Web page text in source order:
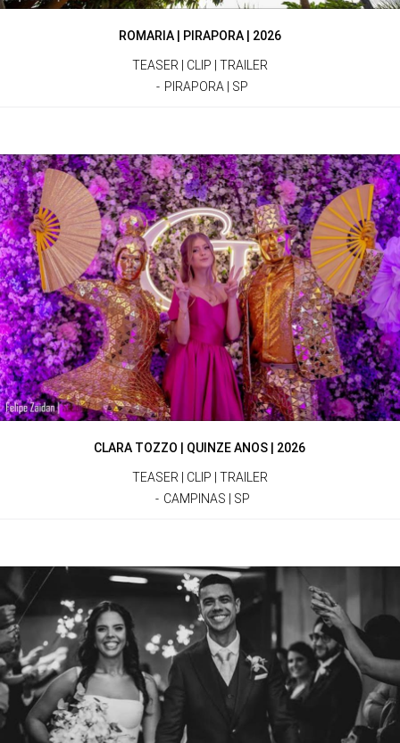
ROMARIA | PIRAPORA | 2026
TEASER | CLIP | TRAILER
PIRAPORA | SP
CLARA TOZZO | QUINZE ANOS | 2026
TEASER | CLIP | TRAILER
CAMPINAS | SP